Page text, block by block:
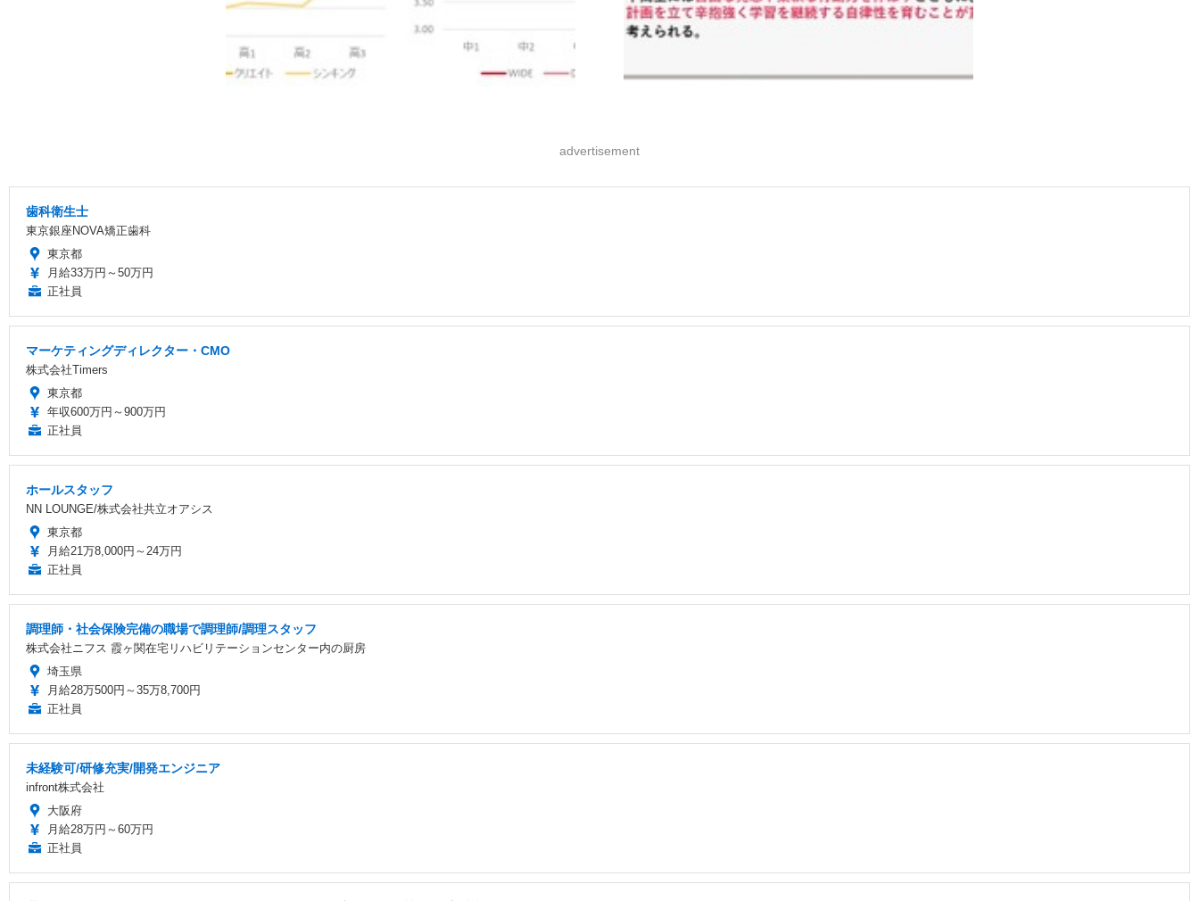
advertisement
歯科衛生士
東京銀座NOVA矯正歯科
東京都
月給33万円～50万円
正社員
マーケティングディレクター・CMO
株式会社Timers
東京都
年収600万円～900万円
正社員
ホールスタッフ
NN LOUNGE/株式会社共立オアシス
東京都
月給21万8,000円～24万円
正社員
調理師・社会保険完備の職場で調理師/調理スタッフ
株式会社ニフス 霞ヶ関在宅リハビリテーションセンター内の厨房
埼玉県
月給28万500円～35万8,700円
正社員
未経験可/研修充実/開発エンジニア
infront株式会社
大阪府
月給28万円～60万円
正社員